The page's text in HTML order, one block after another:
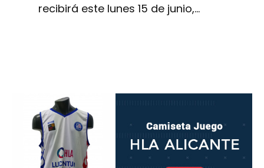
recibirá este lunes 15 de junio,…